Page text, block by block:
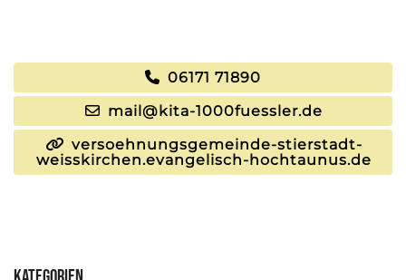
06171 71890
mail@kita-1000fuessler.de
versoehnungsgemeinde-stierstadt-
weisskirchen.evangelisch-hochtaunus.de